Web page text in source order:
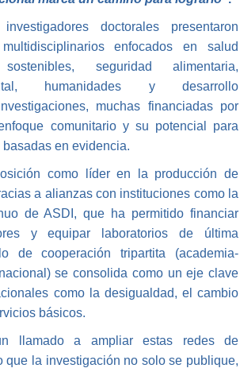
doctorales presentaron
enfocados en salud
seguridad alimentaria,
humanidades y desarrollo
muchas financiadas por
comunitario y su potencial para
en evidencia.
como líder en la producción de
a alianzas con instituciones como la
de ASDI, que ha permitido financiar
y equipar laboratorios de última
de cooperación tripartita (academia-
se consolida como un eje clave
como la desigualdad, el cambio
básicos.
llamado a ampliar estas redes de
que la investigación no solo se publique,